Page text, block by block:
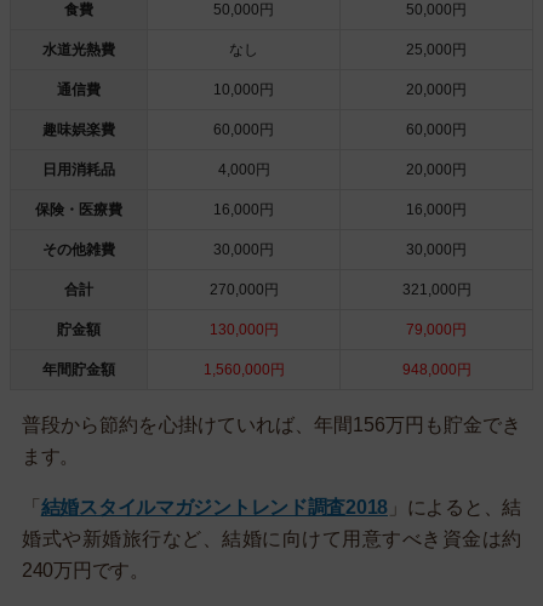
食費 50,000円 50,000円
水道光熱費 なし 25,000円
通信費 10,000円 20,000円
趣味娯楽費 60,000円 60,000円
日用消耗品 4,000円 20,000円
保険・医療費 16,000円 16,000円
その他雑費 30,000円 30,000円
合計 270,000円 321,000円
貯金額 130,000円 79,000円
年間貯金額 1,560,000円 948,000円
普段から節約を心掛けていれば、年間156万円も貯金でき
ます。
「 結婚スタイルマガジントレンド調査2018」によると、結
婚式や新婚旅行など、結婚に向けて用意すべき資金は約
240万円です。